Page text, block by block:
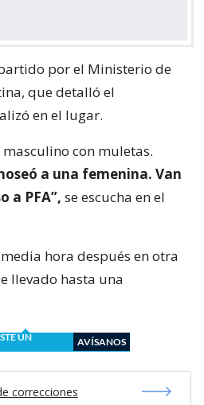
por el Ministerio de
que detalló el
en el lugar.
masculino con muletas.
a una femenina. Van
a PFA”, se escucha en el
hora después en otra
llevado hasta una
UN
AVÍSANOS
correcciones